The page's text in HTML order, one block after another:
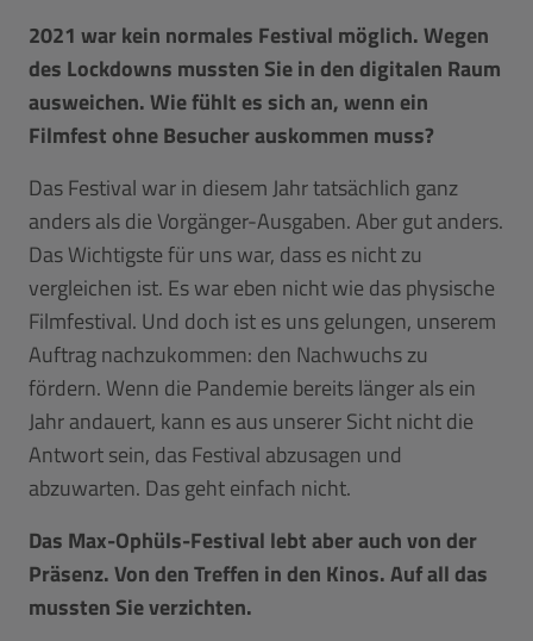
2021 war kein normales Festival möglich. Wegen
des Lockdowns mussten Sie in den digitalen Raum
ausweichen. Wie fühlt es sich an, wenn ein
Filmfest ohne Besucher auskommen muss?
Das Festival war in diesem Jahr tatsächlich ganz
anders als die Vorgänger-Ausgaben. Aber gut anders.
Das Wichtigste für uns war, dass es nicht zu
vergleichen ist. Es war eben nicht wie das physische
Filmfestival. Und doch ist es uns gelungen, unserem
Auftrag nachzukommen: den Nachwuchs zu
fördern. Wenn die Pandemie bereits länger als ein
Jahr andauert, kann es aus unserer Sicht nicht die
Antwort sein, das Festival abzusagen und
abzuwarten. Das geht einfach nicht.
Das Max-Ophüls-Festival lebt aber auch von der
Präsenz. Von den Treffen in den Kinos. Auf all das
mussten Sie verzichten.